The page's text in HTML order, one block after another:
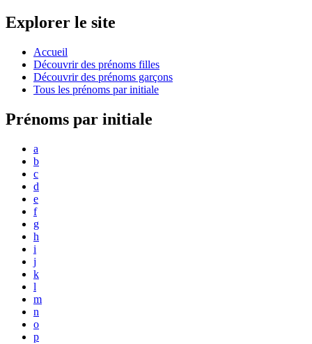
Explorer le site
Accueil
Découvrir des prénoms filles
Découvrir des prénoms garçons
Tous les prénoms par initiale
Prénoms par initiale
a
b
c
d
e
f
g
h
i
j
k
l
m
n
o
p